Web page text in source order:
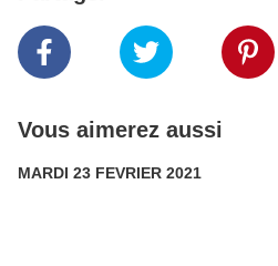
Vous aimerez aussi
MARDI 23 FEVRIER 2021